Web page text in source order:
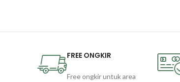
FREE ONGKIR
Free ongkir untuk area